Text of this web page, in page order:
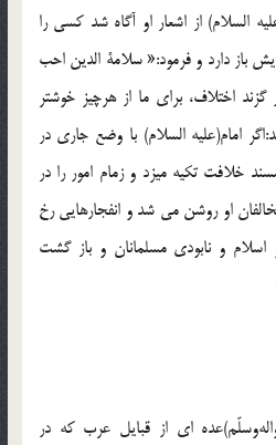
السلام) از اشعار او آگاه شد كسي را
باز دارد و فرمود:« سلامة الدين احب
اختلاف، براي ما از هرچيز خوشتر
امام(عليه السلام) با وضع جاري در
خلافت تكيه ميزد و زمام امور را در
او روشن مي شد و انفجارهايي رخ
و نابودي مسلمانان و باز گشت
اي از قبايل عرب كه در